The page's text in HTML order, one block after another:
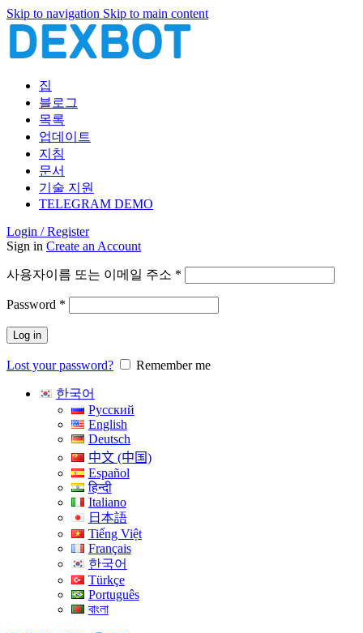
Skip to navigation Skip to main content
집
블로그
목록
업데이트
지침
문서
기술 지원
TELEGRAM DEMO
Login / Register
Sign in Create an Account
사용자이름 또는 이메일 주소 *
Password *
Log in
Lost your password? Remember me
한국어
Русский
English
Deutsch
中文 (中国)
Español
हिन्दी
Italiano
日本語
Tiếng Việt
Français
한국어
Türkçe
Português
বাংলা